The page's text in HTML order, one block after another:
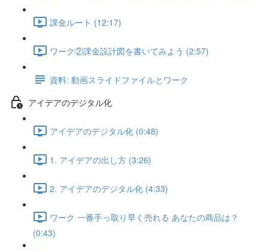
課金ルート (12:17)
ワーク②課金設計図を書いてみよう (2:57)
資料: 動画スライドファイルとワーク
アイデアのデジタル化
アイデアのデジタル化 (0:48)
1. アイデアの出し方 (3:26)
2. アイデアのデジタル化 (4:33)
ワーク 一番手っ取り早く売れる あなたの商品は？
(0:43)